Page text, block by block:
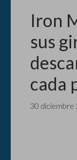
Iron
sus
cada
30 diciembre